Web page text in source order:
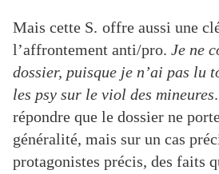
Mais cette S. offre aussi une
l’affrontement anti/pro. Je ne
dossier, puisque je n’ai pas lu
les psy sur le viol des mineures
répondre que le dossier ne
généralité, mais sur un cas
protagonistes précis, des faits